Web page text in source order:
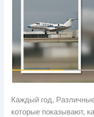
Каждый год,
которые показывают,